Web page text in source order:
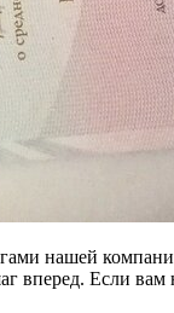
нашей
вперед. Если